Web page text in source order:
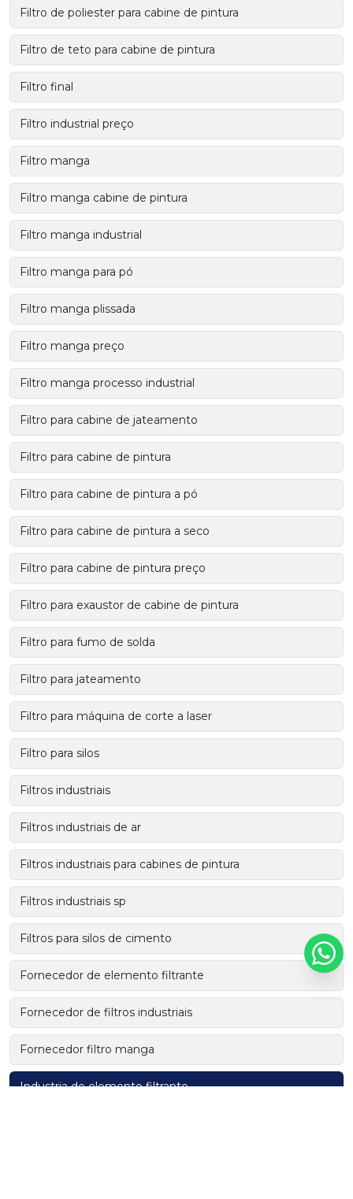
Filtro de poliester para cabine de pintura
Filtro de teto para cabine de pintura
Filtro final
Filtro industrial preço
Filtro manga
Filtro manga cabine de pintura
Filtro manga industrial
Filtro manga para pó
Filtro manga plissada
Filtro manga preço
Filtro manga processo industrial
Filtro para cabine de jateamento
Filtro para cabine de pintura
Filtro para cabine de pintura a pó
Filtro para cabine de pintura a seco
Filtro para cabine de pintura preço
Filtro para exaustor de cabine de pintura
Filtro para fumo de solda
Filtro para jateamento
Filtro para máquina de corte a laser
Filtro para silos
Filtros industriais
Filtros industriais de ar
Filtros industriais para cabines de pintura
Filtros industriais sp
Filtros para silos de cimento
Fornecedor de elemento filtrante
Fornecedor de filtros industriais
Fornecedor filtro manga
Industria de elemento filtrante